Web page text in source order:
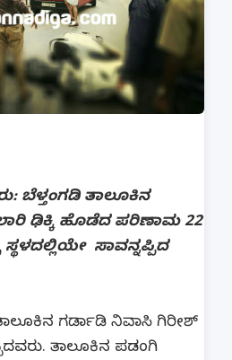
ಬೆಳ್ತಂಗಡಿ ತಾಲೂಕಿನ
ಢಿಕ್ಕಿ ಹೊಡೆದ ಪರಿಣಾಮ 22
ಸಾವನ್ನಪ್ಪಿದ
ತಾಲೂಕಿನ ಗರ್ಡಾಡಿ ನಿವಾಸಿ ಗಿರೀಶ್
ತಾಲೂಕಿನ ಪಡಂಗಿ